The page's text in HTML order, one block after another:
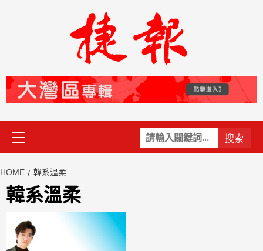
關
鍵
Primary
Menu
HOME 韓系溫柔
韓系溫柔